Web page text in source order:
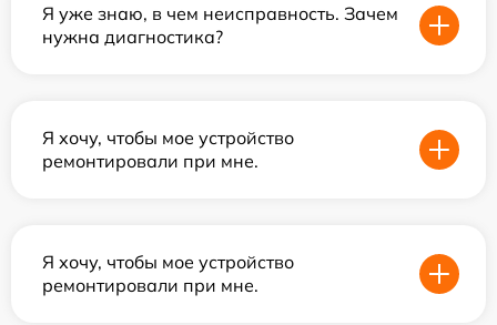
Я уже знаю, в чем неисправность. Зачем
нужна диагностика?
Я хочу, чтобы мое устройство
ремонтировали при мне.
Я хочу, чтобы мое устройство
ремонтировали при мне.